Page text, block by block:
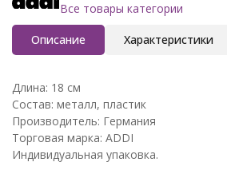
Все товары категории
Описание Характеристики
Длина: 18 см
Состав: металл, пластик
Производитель: Германия
Торговая марка: ADDI
Индивидуальная упаковка.